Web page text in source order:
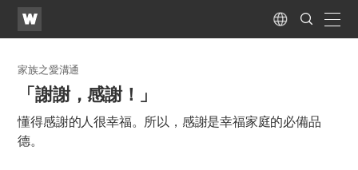
WATV
Language
Search
Submit
家族之愛溝通
「謝謝，感謝！」
懂得感謝的人很幸福。所以，感謝是幸福家庭的必備品
德。